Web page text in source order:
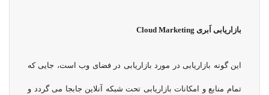
بازاریابی اَبری Cloud Marketing
این گونه بازاریابی در مورد بازاریابی در فضای وب است، جایی که
تمام منابع و امکانات بازاریابی تحت شبکه آنلاین جابجا می گردد و